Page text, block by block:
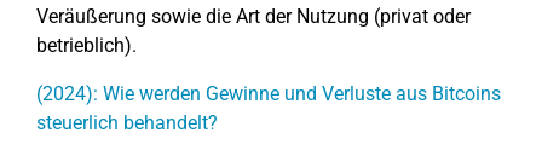
Veräußerung sowie die Art der Nutzung (privat oder
betrieblich).
(2024): Wie werden Gewinne und Verluste aus Bitcoins
steuerlich behandelt?